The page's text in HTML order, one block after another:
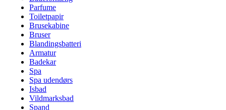
Parfume
Toiletpapir
Brusekabine
Bruser
Blandingsbatteri
Armatur
Badekar
Spa
Spa udendørs
Isbad
Vildmarksbad
Spand